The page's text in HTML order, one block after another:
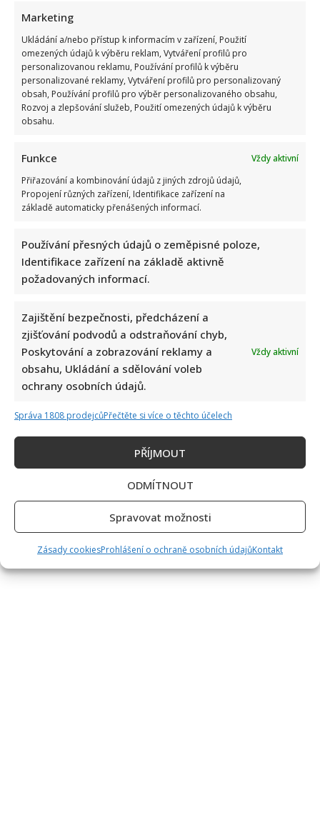
Marketing
Ukládání a/nebo přístup k informacím v zařízení, Použití
omezených údajů k výběru reklam, Vytváření profilů pro
personalizovanou reklamu, Používání profilů k výběru
personalizované reklamy, Vytváření profilů pro personalizovaný
obsah, Používání profilů pro výběr personalizovaného obsahu,
Rozvoj a zlepšování služeb, Použití omezených údajů k výběru
obsahu.
Funkce
Vždy aktivní
Přiřazování a kombinování údajů z jiných zdrojů údajů,
Propojení různých zařízení, Identifikace zařízení na
základě automaticky přenášených informací.
Používání přesných údajů o zeměpisné poloze,
Identifikace zařízení na základě aktivně
požadovaných informací.
Zajištění bezpečnosti, předcházení a
zjišťování podvodů a odstraňování chyb,
Poskytování a zobrazování reklamy a
obsahu, Ukládání a sdělování voleb
ochrany osobních údajů.
Vždy aktivní
Správa 1808 prodejcůPřečtěte si více o těchto účelech
PŘÍJMOUT
ODMÍTNOUT
Spravovat možnosti
Zásady cookiesProhlášení o ochraně osobních údajůKontakt
VíceRead
about
Elegance
spojená
s
podporou
dobré
věci:
Podle
stylisty
na
komunitních
domů
dokonalý
outfit
Eva Pavlová v Londýně terčem kritiky i chvály: Její
světlý kostýmek zabodoval, jazykové znalosti nikoliv
Lenka Marousková 21. 5. 2026
vzdělávacího programu prvních dam a gentlemanů,
který pořádala iniciativa...
VíceRead
more
about
Eva
v
Londýně
terčem
Její
zabodoval,
nikoliv
Stránkování
příspěvků
Předchozí …